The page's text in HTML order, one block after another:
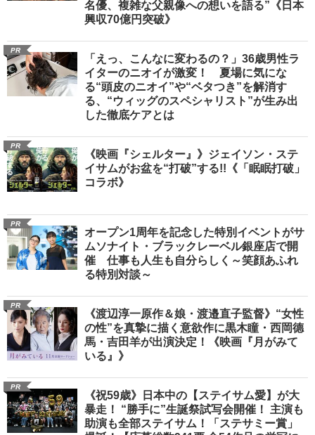
名優、複雑な父親像への想いを語る”《日本
興収70億円突破》
PR
「えっ、こんなに変わるの？」36歳男性ラ
イターのニオイが激変！ 夏場に気にな
る“頭皮のニオイ”や“ベタつき”を解消す
る、“ウィッグのスペシャリスト”が生み出
した徹底ケアとは
PR
《映画『シェルター』》ジェイソン・ステ
イサムがお盆を“打破”する!!《「眠眠打破」
コラボ》
PR
オープン1周年を記念した特別イベントがサ
ムソナイト・ブラックレーベル銀座店で開
催 仕事も人生も自分らしく～笑顔あふれ
る特別対談～
PR
《渡辺淳一原作＆娘・渡邉直子監督》“女性
の性”を真摯に描く意欲作に黒木瞳・西岡德
馬・吉田羊が出演決定！《映画『月がみて
いる』》
PR
《祝59歳》日本中の【ステイサム愛】が大
暴走！ “勝手に”生誕祭試写会開催！ 主演も
助演も全部ステイサム！「ステサミー賞」